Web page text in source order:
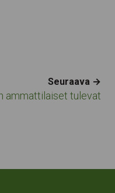
Seuraava →
ammattilaiset tulevat